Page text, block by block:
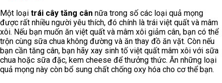
Một loại trái cây tăng cân nữa trong số các loại quả mọng
được rất nhiều người yêu thích, đó chính là trái việt quất và mâm
xôi. Nếu bạn muốn ăn việt quất và mâm xôi giảm cân, bạn có thể
trộn cùng sữa chua không đường và ăn thay đồ ăn vặt. Còn nếu
bạn cần tăng cân, bạn hãy xay sinh tố việt quất mâm xôi với sữa
chua hoặc sữa đặc, kem cheese để thưởng thức. Ăn những loại
quả mọng này còn bổ sung chất chống oxy hóa cho cơ thể bạn.